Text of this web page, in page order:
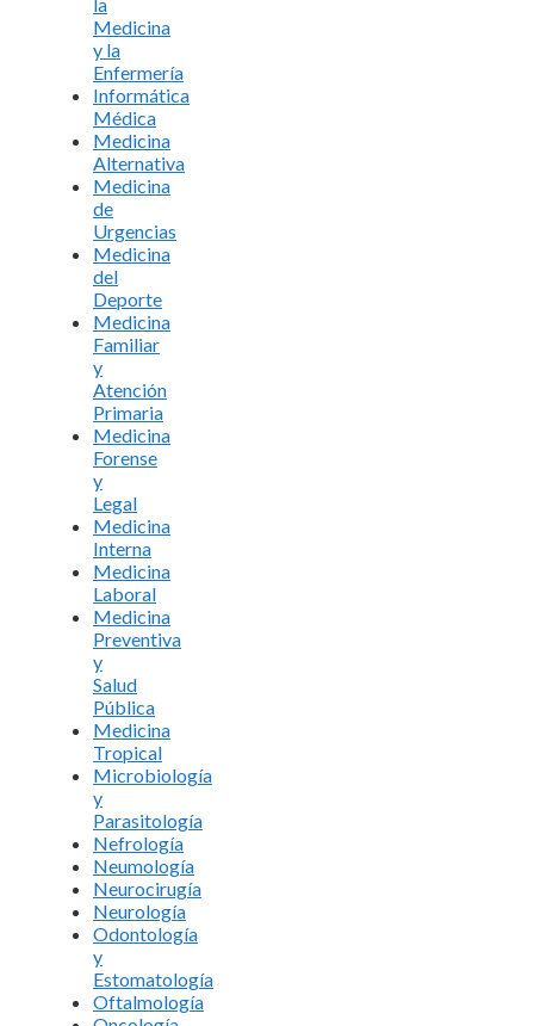
Medicina
y la
Enfermería
Informática
Médica
Medicina
Alternativa
Medicina
de
Urgencias
Medicina
del
Deporte
Medicina
Familiar
y
Atención
Primaria
Medicina
Forense
y
Legal
Medicina
Interna
Medicina
Laboral
Medicina
Preventiva
y
Salud
Pública
Medicina
Tropical
Microbiología
y
Parasitología
Nefrología
Neumología
Neurocirugía
Neurología
Odontología
y
Estomatología
Oftalmología